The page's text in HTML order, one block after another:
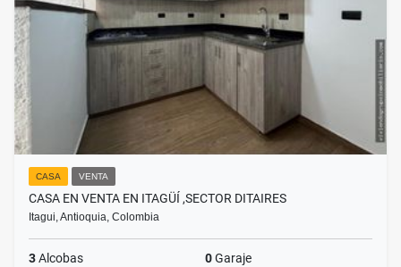
CASA VENTA
CASA EN VENTA EN ITAGÜÍ ,SECTOR DITAIRES
Itagui, Antioquia, Colombia
3Alcobas 0Garaje